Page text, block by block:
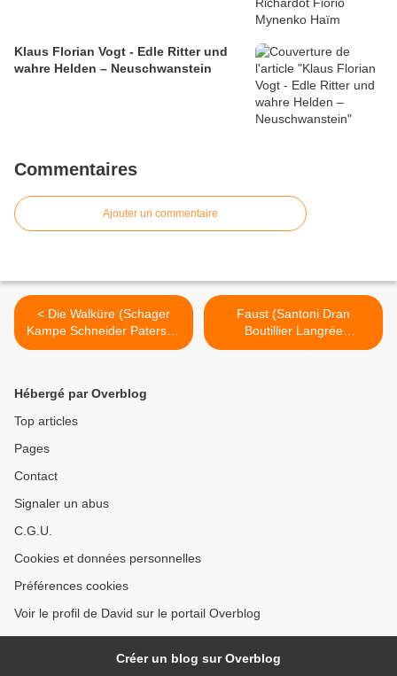
Klaus Florian Vogt - Edle Ritter und
wahre Helden – Neuschwanstein
Commentaires
Ajouter un commentaire
< Die Walküre (Schager
Kampe Schneider Paterson
Bechtolf Jordan) Wiener
Faust (Santoni Dran
Boutillier Langrée
Podalydès) Opéra Comique
Hébergé par Overblog
Top articles
Pages
Contact
Signaler un abus
C.G.U.
Cookies et données personnelles
Préférences cookies
Voir le profil de David sur le portail Overblog
Créer un blog sur Overblog